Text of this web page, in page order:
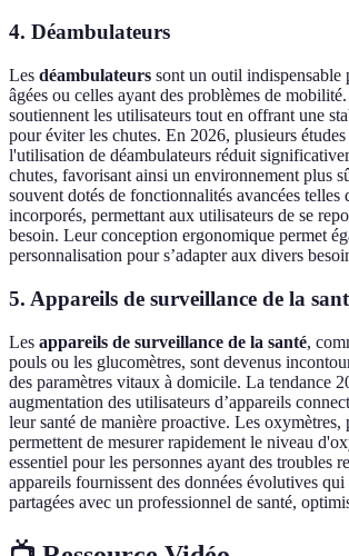
4. Déambulateurs
Les déambulateurs sont un outil indispensable
âgées ou celles ayant des problèmes de
soutiennent les utilisateurs tout en offrant une
pour éviter les chutes. En 2026, plusieurs
l'utilisation de déambulateurs réduit
chutes, favorisant ainsi un environnement plus
souvent dotés de fonctionnalités avancées telles
incorporés, permettant aux utilisateurs de se
besoin. Leur conception ergonomique permet
personnalisation pour s’adapter aux divers
5. Appareils de surveillance de la
Les appareils de surveillance de la santé,
pouls ou les glucomètres, sont devenus
des paramètres vitaux à domicile. La tendance
augmentation des utilisateurs d’appareils
leur santé de manière proactive. Les oxymètres,
permettent de mesurer rapidement le niveau
essentiel pour les personnes ayant des troubles
appareils fournissent des données évolutives qui
partagées avec un professionnel de santé,